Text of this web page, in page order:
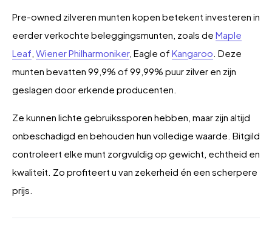
Pre-owned zilveren munten kopen betekent investeren in
eerder verkochte beleggingsmunten, zoals de Maple
Leaf, Wiener Philharmoniker, Eagle of Kangaroo. Deze
munten bevatten 99,9% of 99,99% puur zilver en zijn
geslagen door erkende producenten.
Ze kunnen lichte gebruikssporen hebben, maar zijn altijd
onbeschadigd en behouden hun volledige waarde. Bitgild
controleert elke munt zorgvuldig op gewicht, echtheid en
kwaliteit. Zo profiteert u van zekerheid én een scherpere
prijs.